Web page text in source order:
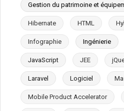
Gestion du patrimoine et
Hibernate HTML
Infographie Ingénierie
JavaScript JEE
Laravel Logiciel
Mobile Product Accelerator